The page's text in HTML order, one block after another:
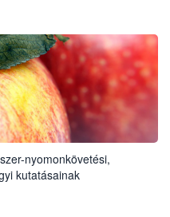
nyomonkövetési,
kutatásainak